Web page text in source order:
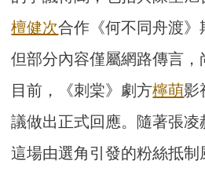
檀健次合作《何不同舟渡》
但部分內容僅屬網路傳言，
目前，《刺棠》劇方檸萌影
議做出正式回應。隨著張凌
這場由選角引發的粉絲抵制